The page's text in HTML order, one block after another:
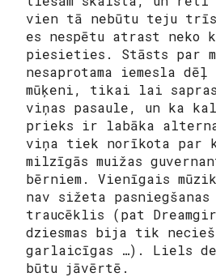
vien tā nebūtu teju trīs
es nespētu atrast neko
piesieties. Stāsts par
nesaprotama iemesla
mūķeni, tikai lai
viņas pasaule, un ka
prieks ir labāka
viņa tiek norīkota par
milzīgās muižas
bērniem. Vienīgais
nav sižeta
traucēklis (pat
dziesmas bija tik
garlaicīgas …). Liels
būtu jāvērtē.